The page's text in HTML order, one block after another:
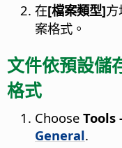
在[檔案類型]
案格式。
文件依預設
格式
Choose Tools
General.